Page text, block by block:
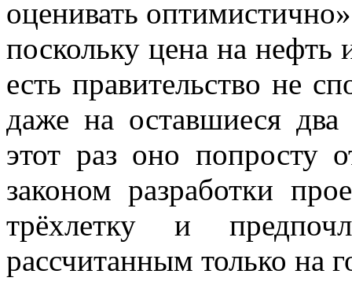
оценивать
поскольку цена на нефть
есть правительство не
даже на оставшиеся
этот раз оно попросту
законом разработки
трёхлетку и
рассчитанным только на